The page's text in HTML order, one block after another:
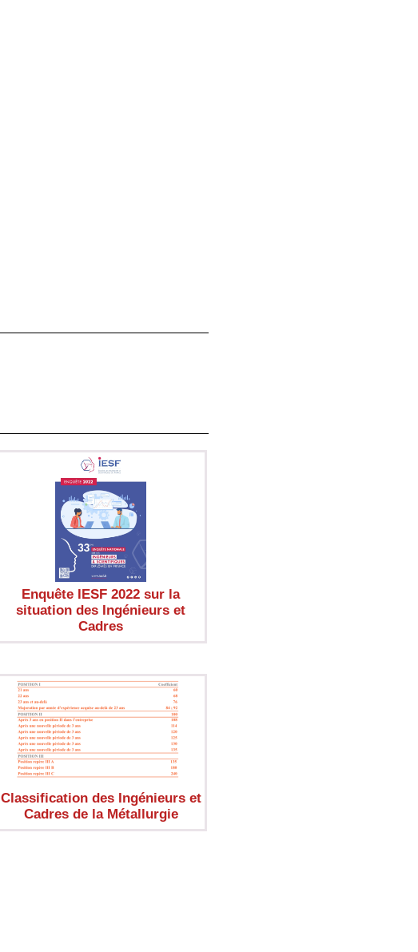
Enquête IESF 2022 sur la
situation des Ingénieurs et
Cadres
Classification des Ingénieurs et
Cadres de la Métallurgie